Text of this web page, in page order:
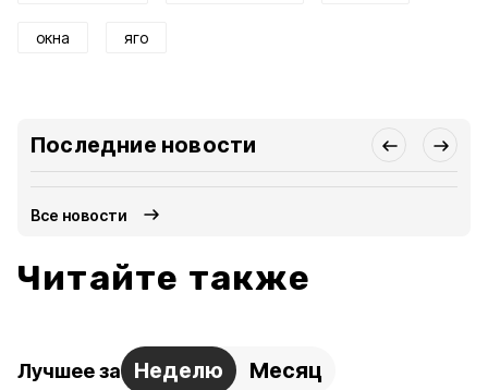
окна яго
Последние новости
Все новости
Читайте также
Лучшее за Неделю Месяц